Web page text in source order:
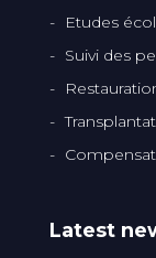
Etudes
Suivi des
Latest